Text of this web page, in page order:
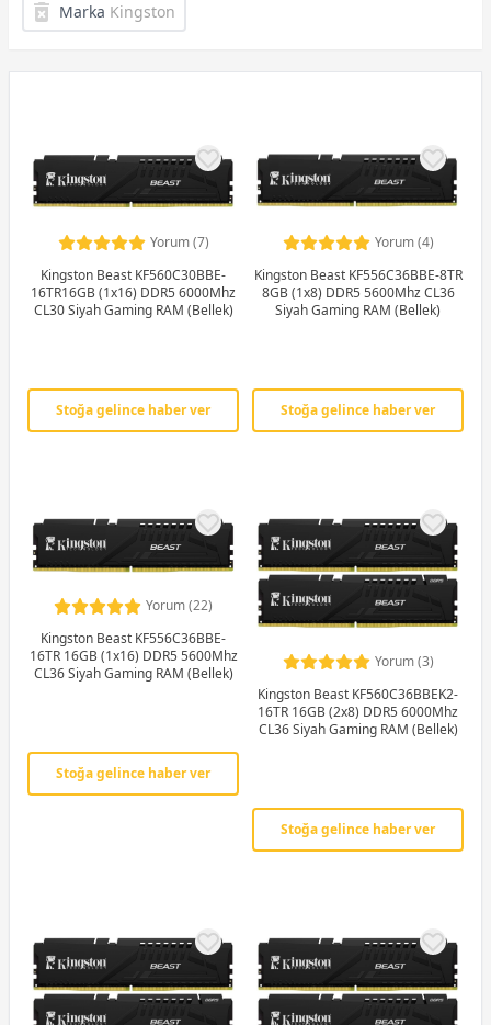
Marka Kingston
Yorum (7)
Kingston Beast KF560C30BBE-
16TR16GB (1x16) DDR5 6000Mhz
CL30 Siyah Gaming RAM (Bellek)
Stoğa gelince haber ver
Yorum (4)
Kingston Beast KF556C36BBE-8TR
8GB (1x8) DDR5 5600Mhz CL36
Siyah Gaming RAM (Bellek)
Stoğa gelince haber ver
Yorum (22)
Kingston Beast KF556C36BBE-
16TR 16GB (1x16) DDR5 5600Mhz
CL36 Siyah Gaming RAM (Bellek)
Stoğa gelince haber ver
Yorum (3)
Kingston Beast KF560C36BBEK2-
16TR 16GB (2x8) DDR5 6000Mhz
CL36 Siyah Gaming RAM (Bellek)
Stoğa gelince haber ver